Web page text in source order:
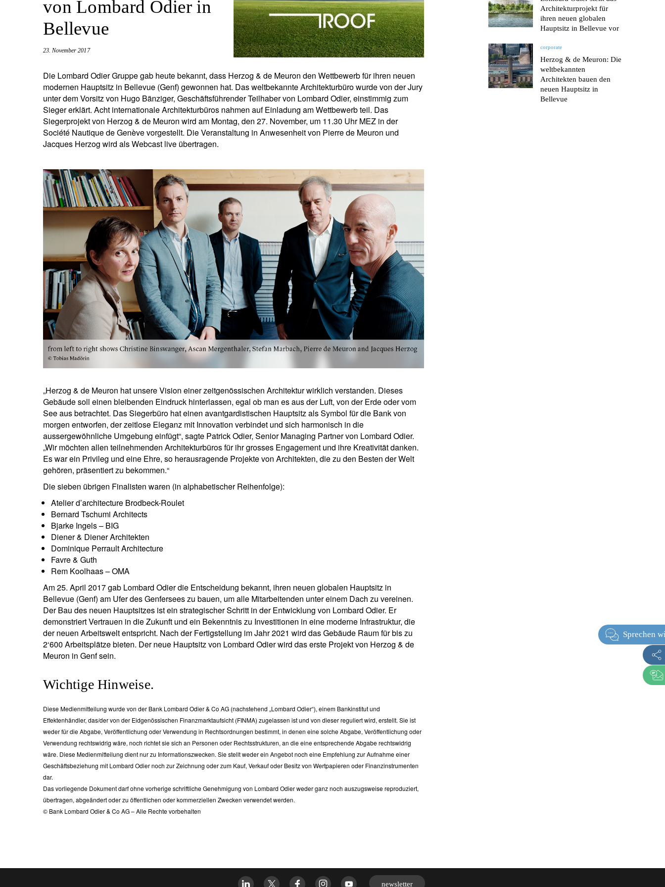
Nahen Osten.
Unternehmer.von Lombard Odier in
Bellevue
23. November 2017
Die Lombard Odier Gruppe gab heute bekannt, dass Herzog & de Meuron den Wettbewerb für ihren neuen
modernen Hauptsitz in Bellevue (Genf) gewonnen hat. Das weltbekannte Architekturbüro wurde von der Jury
unter dem Vorsitz von Hugo Bänziger, Geschäftsführender Teilhaber von Lombard Odier, einstimmig zum
Sieger erklärt. Acht internationale Architekturbüros nahmen auf Einladung am Wettbewerb teil. Das
Siegerprojekt von Herzog & de Meuron wird am Montag, den 27. November, um 11.30 Uhr MEZ in der
Société Nautique de Genève vorgestellt. Die Veranstaltung in Anwesenheit von Pierre de Meuron und
Jacques Herzog wird als Webcast live übertragen.
„Herzog & de Meuron hat unsere Vision einer zeitgenössischen Architektur wirklich verstanden. Dieses
Gebäude soll einen bleibenden Eindruck hinterlassen, egal ob man es aus der Luft, von der Erde oder vom
See aus betrachtet. Das Siegerbüro hat einen avantgardistischen Hauptsitz als Symbol für die Bank von
morgen entworfen, der zeitlose Eleganz mit Innovation verbindet und sich harmonisch in die
aussergewöhnliche Umgebung einfügt“, sagte Patrick Odier, Senior Managing Partner von Lombard Odier.
„Wir möchten allen teilnehmenden Architekturbüros für ihr grosses Engagement und ihre Kreativität danken.
Es war ein Privileg und eine Ehre, so herausragende Projekte von Architekten, die zu den Besten der Welt
gehören, präsentiert zu bekommen.“
Die sieben übrigen Finalisten waren (in alphabetischer Reihenfolge):
Atelier d’architecture Brodbeck-Roulet
Bernard Tschumi Architects
Bjarke Ingels – BIG
Diener & Diener Architekten
Dominique Perrault Architecture
Favre & Guth
Rem Koolhaas – OMA
Am 25. April 2017 gab Lombard Odier die Entscheidung bekannt, ihren neuen globalen Hauptsitz in
Bellevue (Genf) am Ufer des Genfersees zu bauen, um alle Mitarbeitenden unter einem Dach zu vereinen.
Der Bau des neuen Hauptsitzes ist ein strategischer Schritt in der Entwicklung von Lombard Odier. Er
demonstriert Vertrauen in die Zukunft und ein Bekenntnis zu Investitionen in eine moderne Infrastruktur, die
der neuen Arbeitswelt entspricht. Nach der Fertigstellung im Jahr 2021 wird das Gebäude Raum für bis zu
2‘600 Arbeitsplätze bieten. Der neue Hauptsitz von Lombard Odier wird das erste Projekt von Herzog & de
Meuron in Genf sein.
Wichtige Hinweise.
Diese Medienmitteilung wurde von der Bank Lombard Odier & Co AG (nachstehend „Lombard Odier“), einem Bankinstitut und
Effektenhändler, das/der von der Eidgenössischen Finanzmarktaufsicht (FINMA) zugelassen ist und von dieser reguliert wird, erstellt. Sie ist
weder für die Abgabe, Veröffentlichung oder Verwendung in Rechtsordnungen bestimmt, in denen eine solche Abgabe, Veröffentlichung oder
Verwendung rechtswidrig wäre, noch richtet sie sich an Personen oder Rechtsstrukturen, an die eine entsprechende Abgabe rechtswidrig
wäre. Diese Medienmitteilung dient nur zu Informationszwecken. Sie stellt weder ein Angebot noch eine Empfehlung zur Aufnahme einer
Geschäftsbeziehung mit Lombard Odier noch zur Zeichnung oder zum Kauf, Verkauf oder Besitz von Wertpapieren oder Finanzinstrumenten
dar.
Das vorliegende Dokument darf ohne vorherige schriftliche Genehmigung von Lombard Odier weder ganz noch auszugsweise reproduziert,
übertragen, abgeändert oder zu öffentlichen oder kommerziellen Zwecken verwendet werden.
© Bank Lombard Odier & Co AG – Alle Rechte vorbehalten
Architekturprojekt für
ihren neuen globalen
Hauptsitz in Bellevue vor
corporate
Herzog & de Meuron: Die
weltbekannten
Architekten bauen den
neuen Hauptsitz in
Bellevue
newsletter